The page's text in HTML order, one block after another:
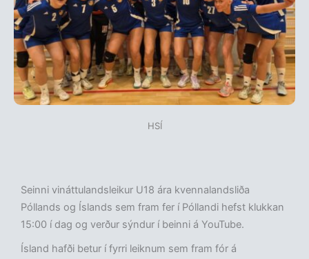
HSÍ
Seinni vináttulandsleikur U18 ára kvennalandsliða
Póllands og Íslands sem fram fer í Póllandi hefst klukkan
15:00 í dag og verður sýndur í beinni á YouTube.
Ísland hafði betur í fyrri leiknum sem fram fór á